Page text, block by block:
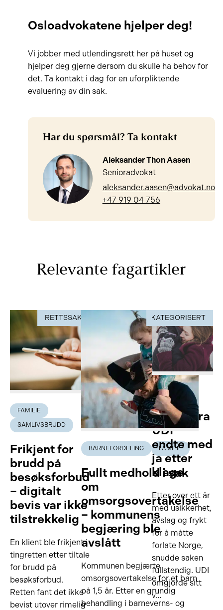
Osloadvokatene hjelper deg!
Vi jobber med utlendingsrett her på huset og
hjelper deg gjerne dersom du skulle ha behov for
det. Ta kontakt i dag for en uforpliktende
evaluering av din sak.
Har du spørsmål? Ta kontakt
Aleksander Thon Aasen
Senioradvokat
aleksander.aasen@advokat.no
+47 919 04 756
Relevante fagartikler
RETTSSAK
FAMILIE
SAMLIVSBRUDD
Frikjent for
brudd på
besøksforbud
– digitalt
bevis var ikke
tilstrekkelig
En klient ble frikjent i
tingretten etter tiltale
for brudd på
besøksforbud.
Retten fant det ikke
bevist utover rimelig
RETTSSAK
BARNEFORDELING FAMILIE
Fullt medhold i sak
om
omsorgsovertakelse
– kommunens
begjæring ble
avslått
Kommunen begjærte
omsorgsovertakelse for et barn
på 1,5 år. Etter en grundig
behandling i barneverns- og
UKATEGORISERT
FAMILIE
Avslag fra
UDI –
endte med
ja etter
klage
Etter over ett år
med usikkerhet,
avslag og frykt
for å måtte
forlate Norge,
snudde saken
fullstendig. UDI
omgjorde sitt
v…